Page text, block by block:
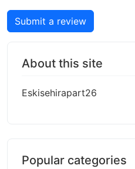
Submit a review
About this site
Eskisehirapart26
Popular categories